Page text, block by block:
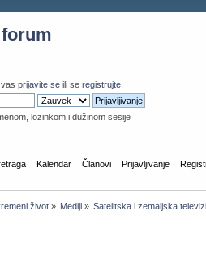
vas prijavite se ili se registrujte
lozinkom i dužinom sesije
Kalendar Članovi Prijavljivanje
život» Mediji» Satelitska i zemaljska